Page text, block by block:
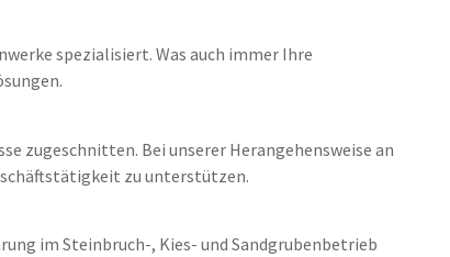
spezialisiert. Was auch immer Ihre
zugeschnitten. Bei unserer Herangehensweise an
zu unterstützen.
im Steinbruch-, Kies- und Sandgrubenbetrieb